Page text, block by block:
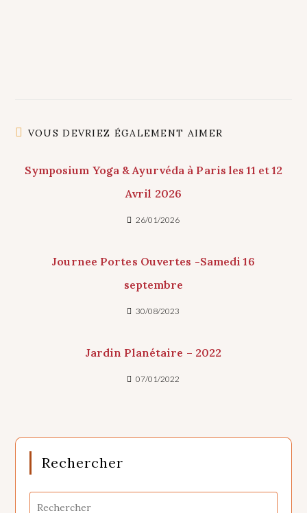
VOUS DEVRIEZ ÉGALEMENT AIMER
Symposium Yoga & Ayurvéda à Paris les 11 et 12
Avril 2026
26/01/2026
Journee Portes Ouvertes -Samedi 16
septembre
30/08/2023
Jardin Planétaire – 2022
07/01/2022
Rechercher